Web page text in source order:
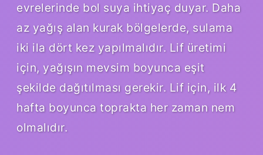
evrelerinde bol suya ihtiyaç duyar. Daha
az yağış alan kurak bölgelerde, sulama
iki ila dört kez yapılmalıdır. Lif üretimi
için, yağışın mevsim boyunca eşit
şekilde dağıtılması gerekir. Lif için, ilk 4
hafta boyunca toprakta her zaman nem
olmalıdır.